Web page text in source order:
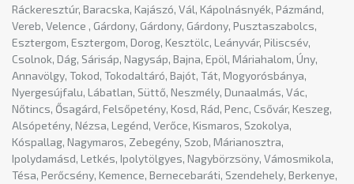
Ráckeresztúr, Baracska, Kajászó, Vál, Kápolnásnyék, Pázmánd,
Vereb, Velence , Gárdony, Gárdony, Gárdony, Pusztaszabolcs,
Esztergom, Esztergom, Dorog, Kesztölc, Leányvár, Piliscsév,
Csolnok, Dág, Sárisáp, Nagysáp, Bajna, Epöl, Máriahalom, Úny,
Annavölgy, Tokod, Tokodaltáró, Bajót, Tát, Mogyorósbánya,
Nyergesújfalu, Lábatlan, Süttő, Neszmély, Dunaalmás, Vác,
Nőtincs, Ősagárd, Felsőpetény, Kosd, Rád, Penc, Csővár, Keszeg,
Alsópetény, Nézsa, Legénd, Verőce, Kismaros, Szokolya,
Kóspallag, Nagymaros, Zebegény, Szob, Márianosztra,
Ipolydamásd, Letkés, Ipolytölgyes, Nagybörzsöny, Vámosmikola,
Tésa, Perőcsény, Kemence, Bernecebaráti, Szendehely, Berkenye,